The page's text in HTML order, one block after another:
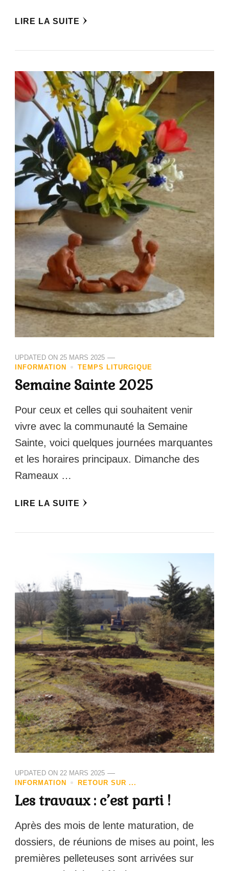
LIRE LA SUITE
UPDATED ON 25 MARS 2025
INFORMATION
TEMPS LITURGIQUE
Semaine Sainte 2025
Pour ceux et celles qui souhaitent venir
vivre avec la communauté la Semaine
Sainte, voici quelques journées marquantes
et les horaires principaux. Dimanche des
Rameaux …
LIRE LA SUITE
UPDATED ON 22 MARS 2025
INFORMATION
RETOUR SUR ...
Les travaux : c’est parti !
Après des mois de lente maturation, de
dossiers, de réunions de mises au point, les
premières pelleteuses sont arrivées sur